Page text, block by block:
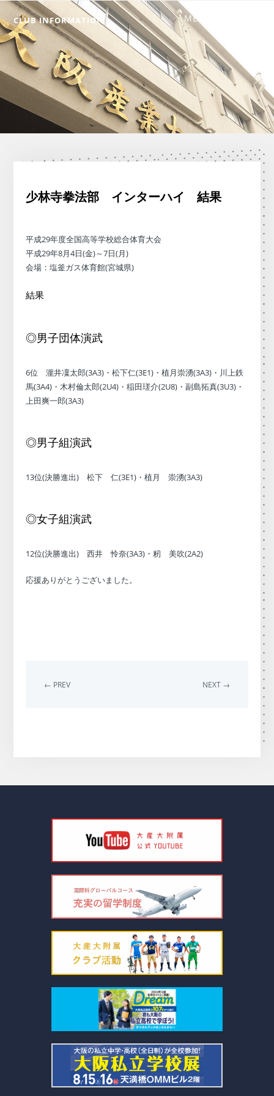
CLUB INFORMATION
少林寺拳法部 インターハイ 結果
平成29年度全国高等学校総合体育大会
平成29年8月4日(金)～7日(月)
会場：塩釜ガス体育館(宮城県)
結果
◎男子団体演武
6位 瀧井凜太郎(3A3)・松下仁(3E1)・植月崇湧(3A3)・川上鉄
馬(3A4)・木村倫太郎(2U4)・稲田瑳介(2U8)・副島拓真(3U3)・
上田爽一郎(3A3)
◎男子組演武
13位(決勝進出) 松下 仁(3E1)・植月 崇湧(3A3)
◎女子組演武
12位(決勝進出) 西井 怜奈(3A3)・籾 美吹(2A2)
応援ありがとうございました。
← PREV NEXT →